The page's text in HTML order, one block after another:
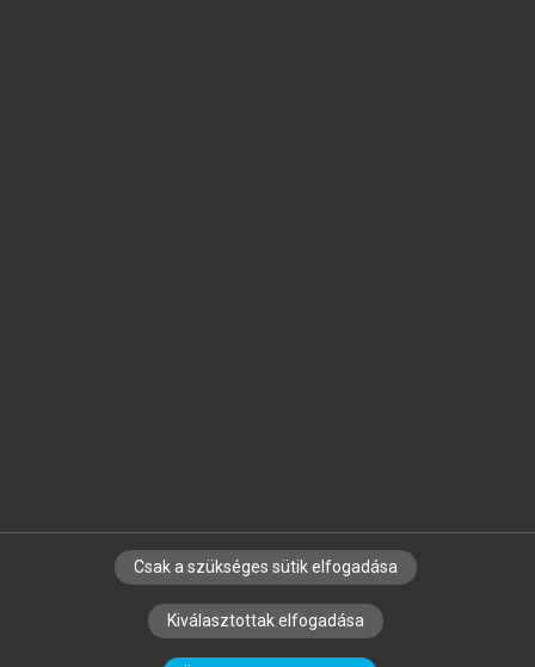
SZERZŐKNEK CÉGEKNEK KÖNYVTÁROSOKNAK
SZERKESZTÉSI ÉS LEKTORÁLÁSI ALAPELVEK
Csak a szükséges sütik elfogadása
Kiválasztottak elfogadása